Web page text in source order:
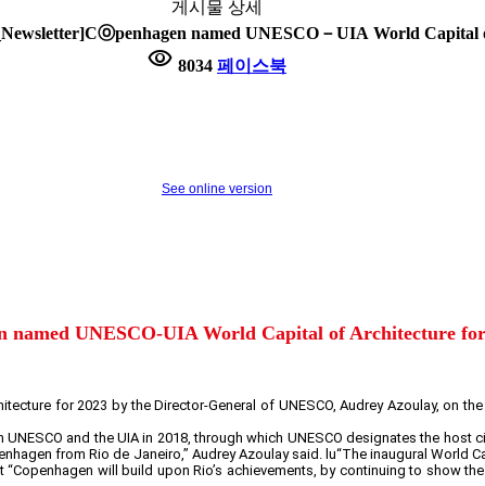
게시물 상세
named UNESCO－UIA World Capital
visibility 8034 페이스북
See online version
named UNESCO-UIA World Capital of Architecture
for 2023 by the Director-General of UNESCO, Audrey Azoulay, on
and the UIA in 2018, through which UNESCO designates the host
from Rio de Janeiro,” Audrey Azoulay said. lu“The inaugural World
will build upon Rio’s achievements, by continuing to show